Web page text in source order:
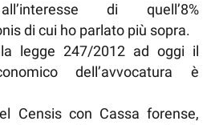
di quell’8%
di cui ho parlato più sopra.
legge 247/2012 ad oggi il
dell’avvocatura è
Censis con Cassa forense,